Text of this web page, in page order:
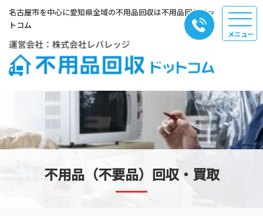
名古屋市を中心に愛知県全域の不用品回収は不用品回収ドッ
トコム
不用品（不要品）回収・買取